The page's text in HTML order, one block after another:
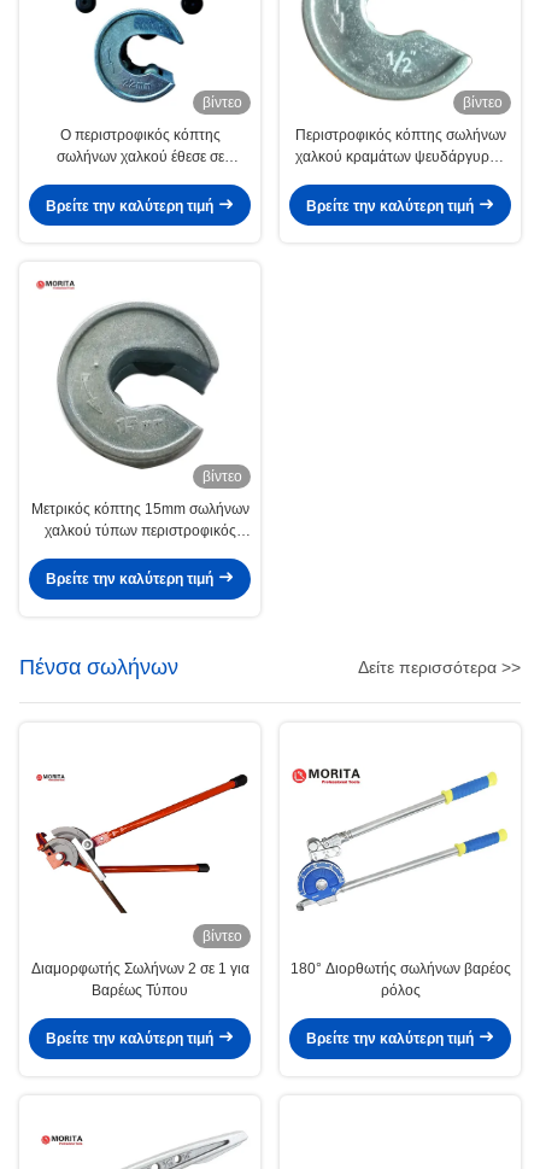
βίντεο
Ο περιστροφικός κόπτης
σωλήνων χαλκού έθεσε σε
σώματος Gcr15 κραμάτων
ψευδάργυρου ροδών
Βρείτε την καλύτερη τιμή
βίντεο
Περιστροφικός κόπτης σωλήνων
χαλκού κραμάτων ψευδάργυρου
σώματος Gcr15 1 ίντσας
Βρείτε την καλύτερη τιμή
βίντεο
Μετρικός κόπτης 15mm σωλήνων
χαλκού τύπων περιστροφικός
ψευδάργυρου 28mm
Βρείτε την καλύτερη τιμή
Πένσα σωλήνων Δείτε περισσότερα >>
βίντεο
Διαμορφωτής Σωλήνων 2 σε 1 για
Βαρέως Τύπου
Βρείτε την καλύτερη τιμή
180° Διορθωτής σωλήνων βαρέος
ρόλος
Βρείτε την καλύτερη τιμή